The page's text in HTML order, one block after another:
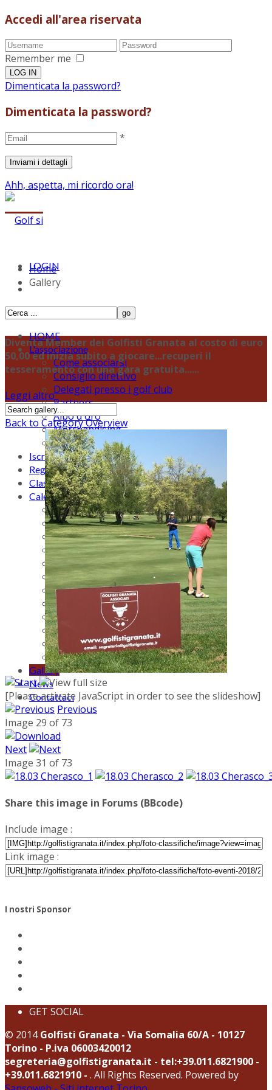
Accedi all'area riservata
Remember me
Dimenticata la password?
Dimenticata la password?
*
Ahh, aspetta, mi ricordo ora!
LOGIN
HOME
L'associazione
Come associarsi
Consiglio direttivo
Delegati presso i golf club
Partners
Albo d'oro
Merchandising
Statuto Golfisti Granata
Iscrizione alle Gare
Regolamento
Classifiche
Calendario e Risultati
Gennaio
Febbraio
Marzo
Aprile
Maggio
Giugno
Luglio
Agosto
Settembre
Ottobre
Novembre
Dicembre
Gallery
News
Contattaci
Home
Gallery
Diventa Member dei Golfisti Granata al costo di euro
50,00 ed inizia subito a giocare...recuperi il
tesseramento con una gara gratuita......
Leggi altro
Back to Category Overview
[Please activate JavaScript in order to see the slideshow]
Previous
Image 29 of 73
Next
Image 31 of 73
Share this image in Forums (BBcode)
Include image :
Link image :
I nostri Sponsor
GET SOCIAL
© 2014Golfisti Granata - Via Somalia 60/A - 10127
Torino - P.iva 06003420012
segreteria@golfistigranata.it - tel:+39.011.6821900 -
+39.011.6821910 - . All Rights Reserved. Powered by